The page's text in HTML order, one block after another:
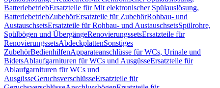
BatteriebetriebErsatzteile für Mit elektronischer Spülauslösung,
BatteriebetriebZubehörErsatzteile für ZubehörRohbau- und
AustauschsetsErsatzteile für Rohbau- und AustauschsetsSpülrohre,
Spülbögen und ÜbergängeRenovierungssetsErsatzteile für
RenovierungssetsAbdeckplattenSonstiges
ZubehörBedienhilfenApparateanschlüsse für WCs, Urinale und
BidetsAblaufgarnituren für WCs und AusgüsseErsatzteile für
Ablaufgarnituren für WCs und
AusgüsseGeruchsverschlüsseErsatzteile für